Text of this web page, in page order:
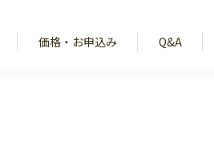
価格・お申込み Q&A